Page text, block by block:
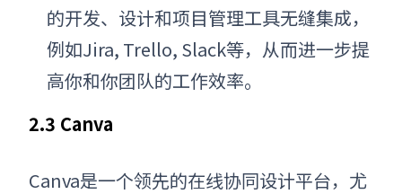
的开发、设计和项目管理工具无缝集成，
例如Jira, Trello, Slack等，从而进一步提
高你和你团队的工作效率。
2.3 Canva
Canva是一个领先的在线协同设计平台，尤